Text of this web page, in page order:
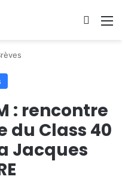
: rencontre
du Class 40
Jacques